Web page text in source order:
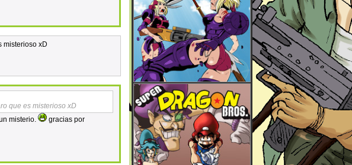
misterioso xD
que es misterioso xD
misterio.
gracias por